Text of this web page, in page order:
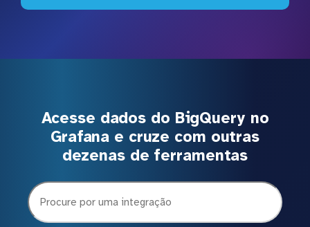
Acesse dados do BigQuery no
Grafana e cruze com outras
dezenas de ferramentas